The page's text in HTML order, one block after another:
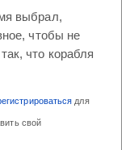
выбрал,
чтобы не
что корабля
для
свой